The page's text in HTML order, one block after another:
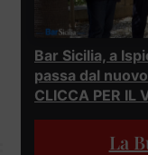
Bar Sicilia, a
passa dal
CLICCA PER IL
La